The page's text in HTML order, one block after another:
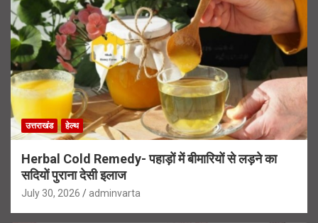
उत्तराखंड हेल्थ
Herbal Cold Remedy- पहाड़ों में बीमारियों से लड़ने का
सदियों पुराना देसी इलाज
July 30, 2026 adminvarta